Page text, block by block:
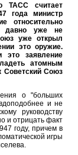
ТАСС считает
года министр
относительно
давно уже не
уже открыл
это оружие.
это заявление
атомным
Советский Союз
о "больших
и не
руководству
и отрицать факт
году, причем в
игры